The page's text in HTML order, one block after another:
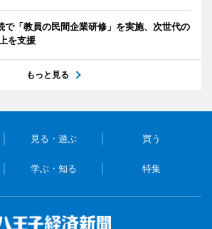
で「教員の民間企業研修」を実施、次世代の
を支援
もっと見る
見る・遊ぶ 買う
学ぶ・知る 特集